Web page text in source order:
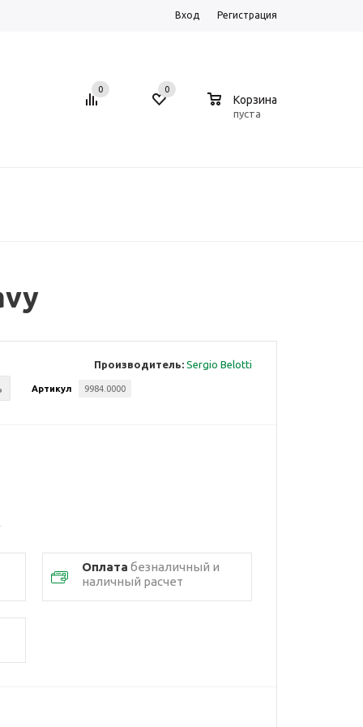
Вход Регистрация
0 0
Корзина
пуста
Производитель: Sergio Belotti
Артикул 9984.0000
Оплата безналичный и
наличный расчет